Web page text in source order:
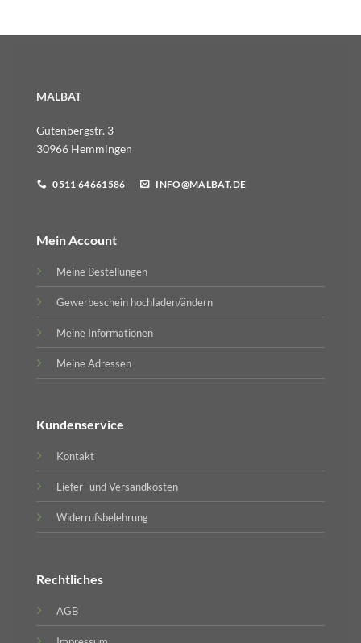
MALBAT
Gutenbergstr. 3
30966 Hemmingen
0511 64661586 INFO@MALBAT.DE
Mein Account
Meine Bestellungen
Gewerbeschein hochladen/ändern
Meine Informationen
Meine Adressen
Kundenservice
Kontakt
Liefer- und Versandkosten
Widerrufsbelehrung
Rechtliches
AGB